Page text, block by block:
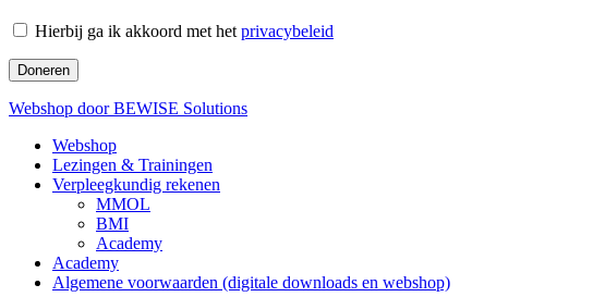
Hierbij ga ik akkoord met het privacybeleid
Webshop door BEWISE Solutions
Webshop
Lezingen & Trainingen
Verpleegkundig rekenen
MMOL
BMI
Academy
Academy
Algemene voorwaarden (digitale downloads en webshop)